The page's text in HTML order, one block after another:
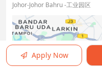
Johor-Johor Bahru-工业园区
Apply Now